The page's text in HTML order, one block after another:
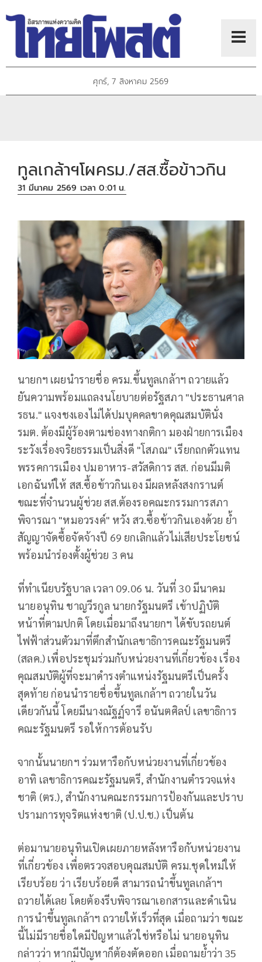
ศุกร์, 7 สิงหาคม 2569
ทูลเกล้าฯโผครม./สส.ซื้อข้าวกิน
31 มีนาคม 2569 เวลา 0:01 น.
นายกฯ เผยนำรายชื่อ ครม.ขึ้นทูลเกล้าฯ ถวายแล้ว
ยันความพร้อมแถลงนโยบายต่อรัฐสภา "ประธานศาล
รธน." แจงชงเองไม่ได้ปมบุคคลขาดคุณสมบัตินั่ง
รมต. ต้องมีผู้ร้องตามช่องทางกติกา มองฝ่ายการเมือง
ระวังเรื่องจริยธรรมเป็นสิ่งดี "โสภณ" เรียกถกตัวแทน
พรรคการเมือง ปมอาหาร-สวัสดิการ สส. ก่อนมีมติ
เอกฉันท์ให้ สส.ซื้อข้าวกินเอง มีผลหลังสงกรานต์
ขณะที่จำนวนผู้ช่วย สส.ต้องรอคณะกรรมการสภา
พิจารณา "หมอวรงค์" หวัง สว.ซื้อข้าวกินเองด้วย ย้ำ
สัญญาจัดซื้อจัดจ้างปี 69 ยกเลิกแล้วไม่เสียประโยชน์
พร้อมนำร่องตั้งผู้ช่วย 3 คน
ที่ทำเนียบรัฐบาล เวลา 09.06 น. วันที่ 30 มีนาคม
นายอนุทิน ชาญวีรกูล นายกรัฐมนตรี เข้าปฏิบัติ
หน้าที่ตามปกติ โดยเมื่อมาถึงนายกฯ ได้ขับรถยนต์
ไฟฟ้าส่วนตัวมาที่ตึกสำนักเลขาธิการคณะรัฐมนตรี
(สลค.) เพื่อประชุมร่วมกับหน่วยงานที่เกี่ยวข้อง เรื่อง
คุณสมบัติผู้ที่จะมาดำรงตำแหน่งรัฐมนตรีเป็นครั้ง
สุดท้าย ก่อนนำรายชื่อขึ้นทูลเกล้าฯ ถวายในวัน
เดียวกันนี้ โดยมีนางณัฐฏ์จารี อนันตศิลป์ เลขาธิการ
คณะรัฐมนตรี รอให้การต้อนรับ
จากนั้นนายกฯ ร่วมหารือกับหน่วยงานที่เกี่ยวข้อง
อาทิ เลขาธิการคณะรัฐมนตรี, สำนักงานตำรวจแห่ง
ชาติ (ตร.), สำนักงานคณะกรรมการป้องกันและปราบ
ปรามการทุจริตแห่งชาติ (ป.ป.ช.) เป็นต้น
ต่อมานายอนุทินเปิดเผยภายหลังหารือกับหน่วยงาน
ที่เกี่ยวข้อง เพื่อตรวจสอบคุณสมบัติ ครม.ชุดใหม่ให้
เรียบร้อย ว่า เรียบร้อยดี สามารถนำขึ้นทูลเกล้าฯ
ถวายได้เลย โดยต้องรีบพิจารณาเอกสารและดำเนิน
การนำขึ้นทูลเกล้าฯ ถวายให้เร็วที่สุด เมื่อถามว่า ขณะ
นี้ไม่มีรายชื่อใดมีปัญหาแล้วใช่หรือไม่ นายอนุทิน
กล่าวว่า หากมีปัญหาก็ต้องตัดออก เมื่อถามย้ำว่า 35